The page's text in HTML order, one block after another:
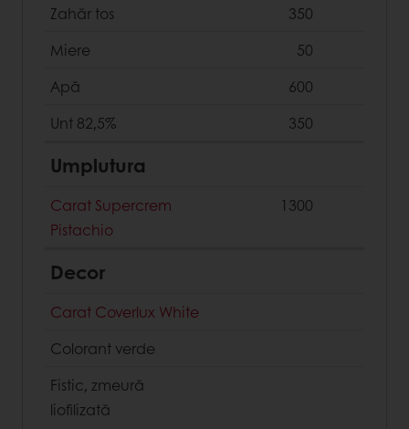
Zahăr tos
350
Miere
50
Apă
600
Unt 82,5%
350
Umplutura
Carat Supercrem
Pistachio
1300
Decor
Сarat Coverlux White
Colorant verde
Fistic, zmeură
liofilizată